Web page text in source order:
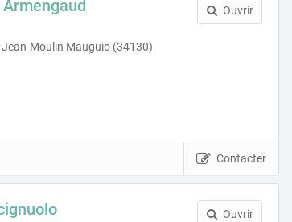
Jean-Moulin Mauguio (34130)
Ouvrir
Contacter
Ouvrir